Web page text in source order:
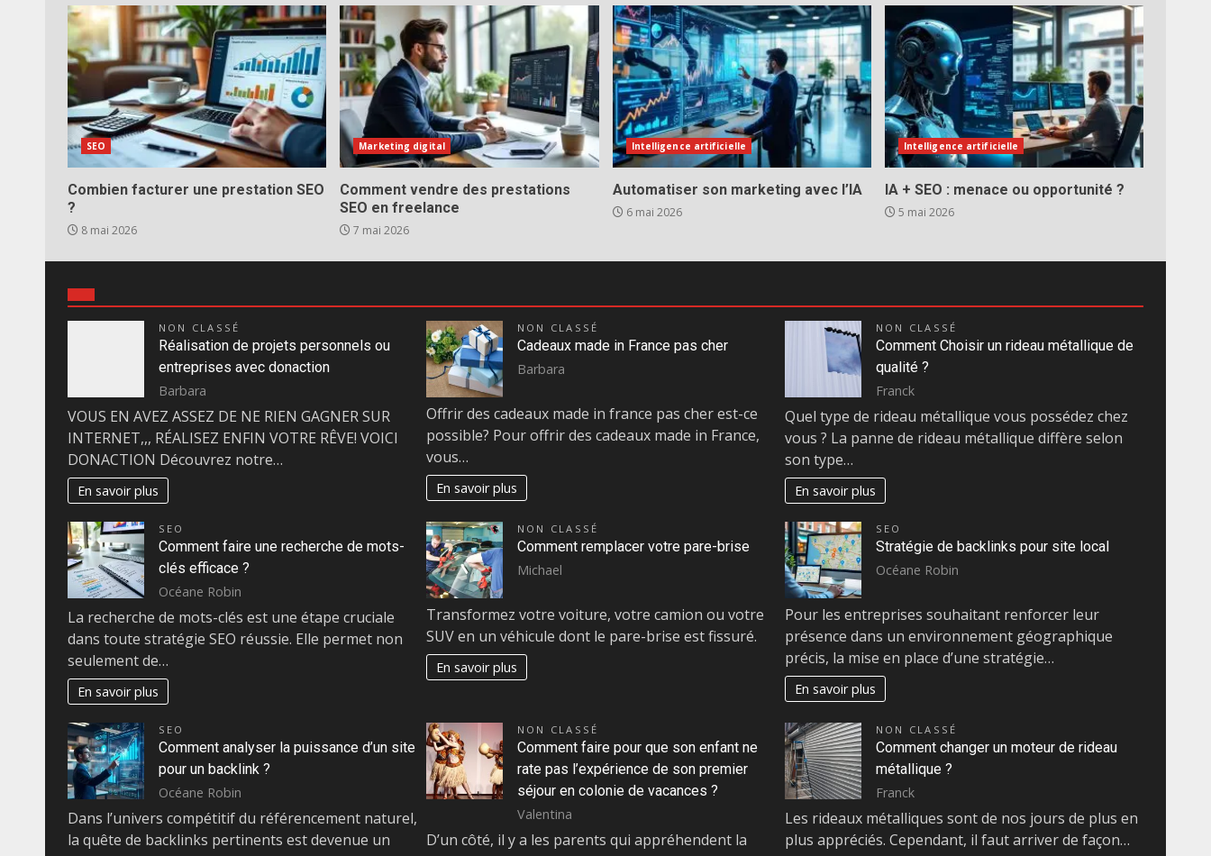
SEO
Combien facturer une prestation SEO
?
8 mai 2026
Marketing digital
Comment vendre des prestations
SEO en freelance
7 mai 2026
Intelligence artificielle
Automatiser son marketing avec l’IA
6 mai 2026
Intelligence artificielle
IA + SEO : menace ou opportunité ?
5 mai 2026
NON CLASSÉ
Réalisation de projets personnels ou
entreprises avec donaction
Barbara
VOUS EN AVEZ ASSEZ DE NE RIEN GAGNER SUR
INTERNET,,, RÉALISEZ ENFIN VOTRE RÊVE! VOICI
DONACTION Découvrez notre…
En savoir plus
NON CLASSÉ
Cadeaux made in France pas cher
Barbara
Offrir des cadeaux made in france pas cher est-ce
possible? Pour offrir des cadeaux made in France,
vous…
En savoir plus
NON CLASSÉ
Comment Choisir un rideau métallique de
qualité ?
Franck
Quel type de rideau métallique vous possédez chez
vous ? La panne de rideau métallique diffère selon
son type…
En savoir plus
SEO
Comment faire une recherche de mots-
clés efficace ?
Océane Robin
La recherche de mots-clés est une étape cruciale
dans toute stratégie SEO réussie. Elle permet non
seulement de…
En savoir plus
NON CLASSÉ
Comment remplacer votre pare-brise
Michael
Transformez votre voiture, votre camion ou votre
SUV en un véhicule dont le pare-brise est fissuré.
En savoir plus
SEO
Stratégie de backlinks pour site local
Océane Robin
Pour les entreprises souhaitant renforcer leur
présence dans un environnement géographique
précis, la mise en place d’une stratégie…
En savoir plus
SEO
Comment analyser la puissance d’un site
pour un backlink ?
Océane Robin
Dans l’univers compétitif du référencement naturel,
la quête de backlinks pertinents est devenue un
NON CLASSÉ
Comment faire pour que son enfant ne
rate pas l’expérience de son premier
séjour en colonie de vacances ?
Valentina
D’un côté, il y a les parents qui appréhendent la
NON CLASSÉ
Comment changer un moteur de rideau
métallique ?
Franck
Les rideaux métalliques sont de nos jours de plus en
plus appréciés. Cependant, il faut arriver de façon…